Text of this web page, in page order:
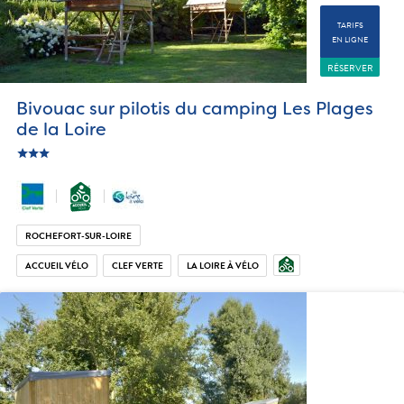
TARIFS
EN LIGNE
RÉSERVER
Bivouac sur pilotis du camping Les Plages
de la Loire
ic_star
ROCHEFORT-SUR-LOIRE
ACCUEIL VÉLO CLEF VERTE LA LOIRE À VÉLO